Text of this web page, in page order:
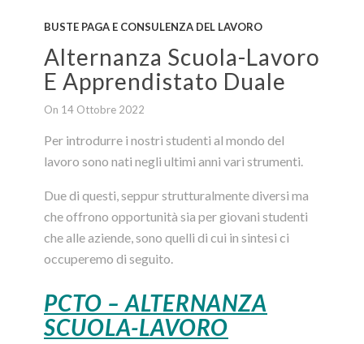
BUSTE PAGA E CONSULENZA DEL LAVORO
Alternanza Scuola-Lavoro
E Apprendistato Duale
On 14 Ottobre 2022
Per introdurre i nostri studenti al mondo del
lavoro sono nati negli ultimi anni vari strumenti.
Due di questi, seppur strutturalmente diversi ma
che offrono opportunità sia per giovani studenti
che alle aziende, sono quelli di cui in sintesi ci
occuperemo di seguito.
PCTO – ALTERNANZA
SCUOLA-LAVORO